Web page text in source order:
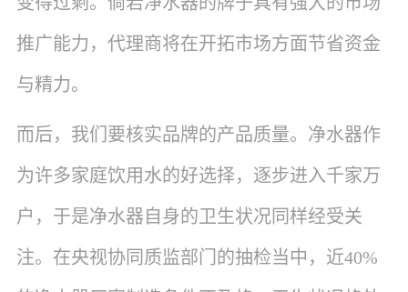
推广能力，代理商将在开拓市场方面节省资金
与精力。
而后，我们要核实品牌的产品质量。净水器作
为许多家庭饮用水的好选择，逐步进入千家万
户，于是净水器自身的卫生状况同样经受关
注。在央视协同质监部门的抽检当中，近40%